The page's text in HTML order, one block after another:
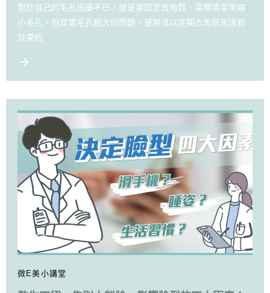
對於自己的毛孔困擾不已，總是要固定去角質、深層清潔來縮
小毛孔。但其實毛孔粗大的問題，是無法以定期去角質來達到
效果的
微E美小講堂